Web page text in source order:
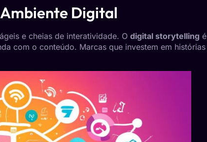
Digital
e cheias de interatividade. O digital storytelling é
com o conteúdo. Marcas que investem em histórias